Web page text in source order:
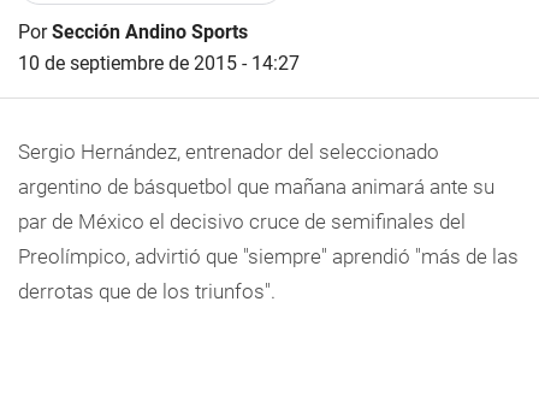
PorSección Andino Sports
10 de septiembre de 2015 - 14:27
Sergio Hernández, entrenador del seleccionado
argentino de básquetbol que mañana animará ante su
par de México el decisivo cruce de semifinales del
Preolímpico, advirtió que "siempre" aprendió "más de las
derrotas que de los triunfos".